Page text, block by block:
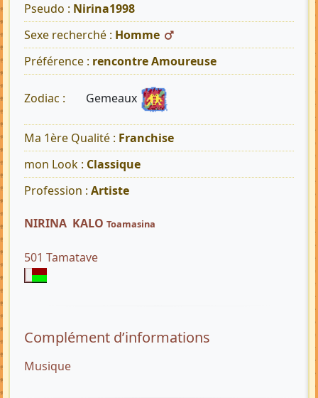
Pseudo : Nirina1998
Sexe recherché : Homme
Préférence : rencontre Amoureuse
Zodiac : Gemeaux
Ma 1ère Qualité : Franchise
mon Look : Classique
Profession : Artiste
NIRINA KALO Toamasina
501 Tamatave
Complément d’informations
Musique